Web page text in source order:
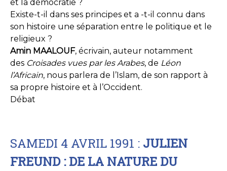
et la démocratie ?
Existe-t-il dans ses principes et a -t-il connu dans
son histoire une séparation entre le politique et le
religieux ?
Amin MAALOUF, écrivain, auteur notamment
des Croisades vues par les Arabes, de Léon
l’Africain, nous parlera de l’Islam, de son rapport à
sa propre histoire et à l’Occident.
Débat
SAMEDI 4 AVRIL 1991 : JULIEN
FREUND : DE LA NATURE DU